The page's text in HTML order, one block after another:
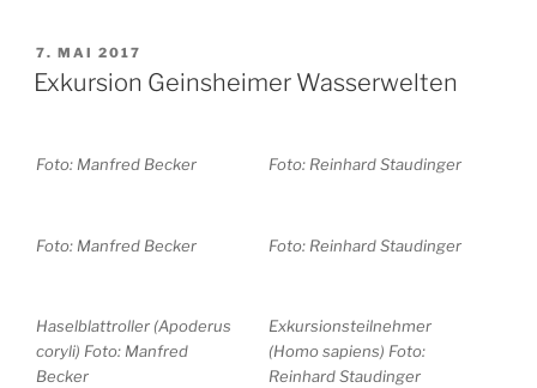
VERÖFFENTLICHT
AM
7. MAI 2017
Exkursion Geinsheimer Wasserwelten
Foto: Manfred Becker Foto: Reinhard Staudinger
Foto: Manfred Becker Foto: Reinhard Staudinger
Haselblattroller (Apoderus
coryli) Foto: Manfred
Becker
Exkursionsteilnehmer
(Homo sapiens) Foto:
Reinhard Staudinger